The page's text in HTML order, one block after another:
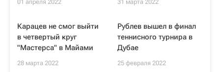
01 апреля 2022 31 марта 2022
Карацев не смог выйти
в четвертый круг
"Мастерса" в Майами
28 марта 2022
Рублев вышел в финал
теннисного турнира в
Дубае
25 февраля 2022